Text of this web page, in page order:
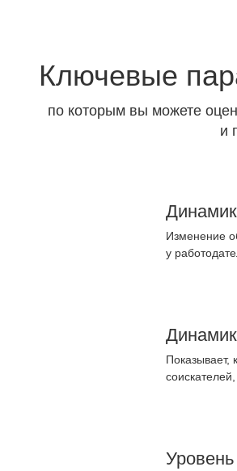
Ключевые
по которым вы можете
и
Изменение
у
Показывает,